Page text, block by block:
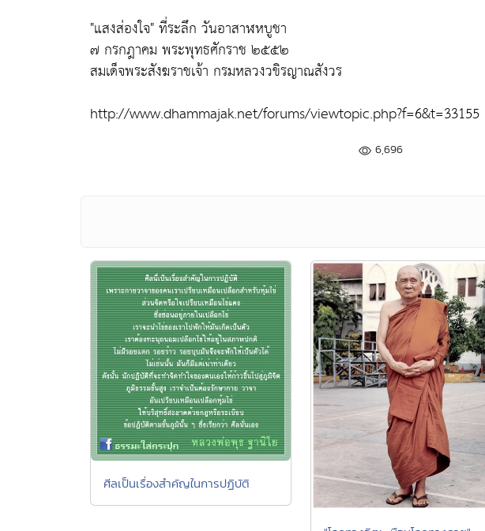
"แสงส่องใจ"ที่ระลึก วันอาสาฬหบูชา
๗ กรกฎาคม พระพุทธศักราช ๒๕๕๒
สมเด็จพระสังฆราชเจ้า กรมหลวงวขิรญาณสังวร
http://www.dhammajak.net/forums/viewtopic.php?f=6&t=33155
6,696
ศีลเป็นเรื่องสำคัญในการปฏิบัติ